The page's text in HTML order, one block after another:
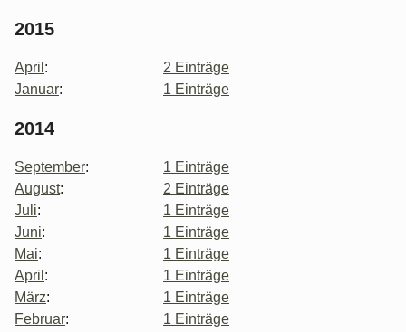
2015
April :
2 Einträge
Januar: 1 Einträge
2014
September:
1 Einträge
August:
2 Einträge
Juli:
1 Einträge
Juni:
1 Einträge
Mai:
1 Einträge
April :
1 Einträge
März:
1 Einträge
Februar:
1 Einträge